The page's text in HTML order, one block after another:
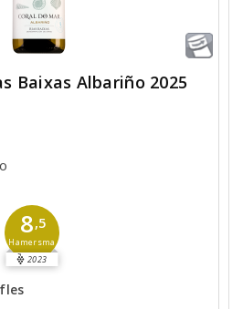
Baixas Albariño 2025
8,5
Hamersma
2023